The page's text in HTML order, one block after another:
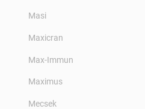
Masi
Maxicran
Max-Immun
Maximus
Mecsek